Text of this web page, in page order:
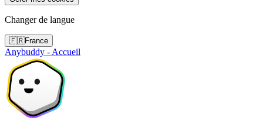
Changer de langue
🇫🇷France
Anybuddy - Accueil